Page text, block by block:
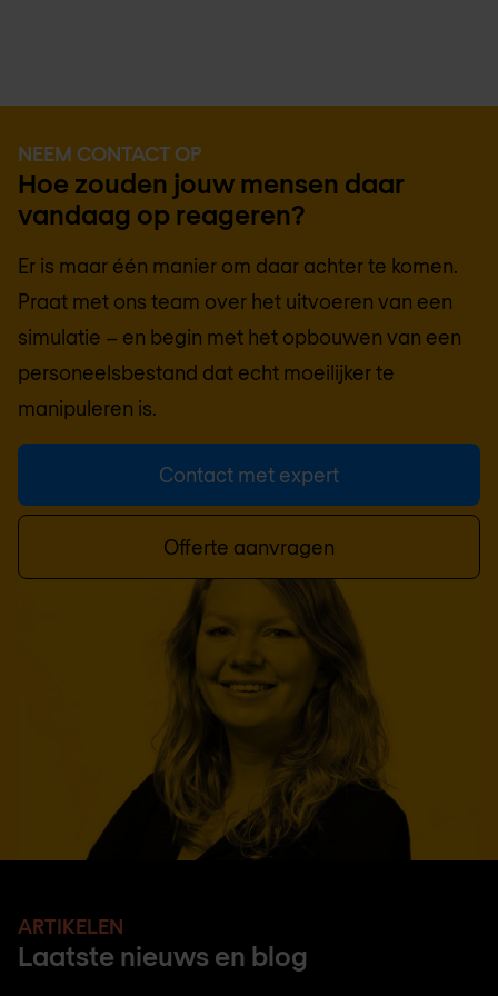
NEEM CONTACT OP
Hoe zouden jouw mensen daar
vandaag op reageren?
Er is maar één manier om daar achter te komen.
Praat met ons team over het uitvoeren van een
simulatie – en begin met het opbouwen van een
personeelsbestand dat echt moeilijker te
manipuleren is.
Contact met expert
Offerte aanvragen
ARTIKELEN
Laatste nieuws en blog